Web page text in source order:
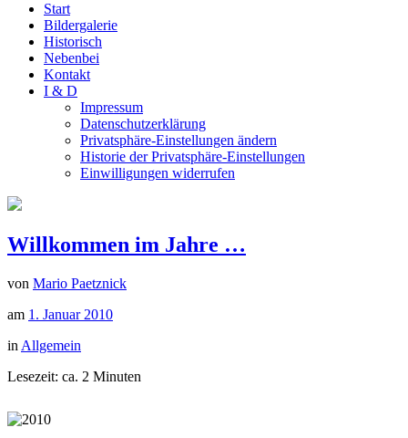
Start
Bildergalerie
Historisch
Nebenbei
Kontakt
I & D
Impressum
Datenschutzerklärung
Privatsphäre-Einstellungen ändern
Historie der Privatsphäre-Einstellungen
Einwilligungen widerrufen
Willkommen im Jahre …
von Mario Paetznick
am 1. Januar 2010
in Allgemein
Lesezeit: ca. 2 Minuten